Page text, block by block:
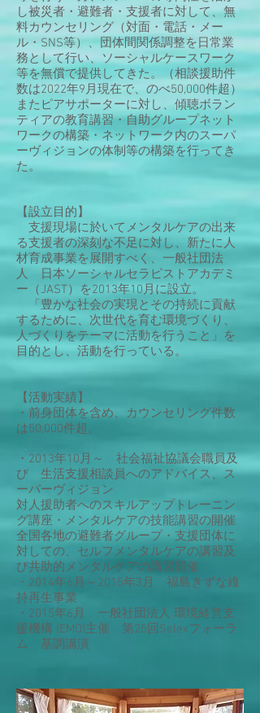
し被災者・避難者・支援者に対して、無
料カウンセリング（対面・電話・メー
ル・SNS等）、団体間関係調整を日常業
務として行い、ソーシャルケースワーク
等を無償で提供してきた。（相談援助件
数は2022年9月現在で、のべ50,000件超）
またピアサポーターに対し、傾聴ボラン
ティアの教育講習・自助グループネット
ワークの構築・ネットワーク内のスーパ
ーヴィジョンの体制等の構築を行ってき
た。
【設立目的】
支援現場に於いてメンタルケアの出来
る支援者の深刻な不足に対し、新たに人
材育成事業を展開すべく、一般社団法
人 日本ソーシャルセラピストアカデミ
ー（JAST）を2013年10月に設立。
「豊かな社会の実現とその持続に貢献
するために、次世代を育む環境づくり、
人づくりをテーマに活動を行うこと」を
目的とし、活動を行っている。
【活動実績】
・前身団体を含め、カウンセリング件数
は50,000件超。
・2013年10月～ 社会福祉協議会職員及
び 生活支援相談員へのアドバイス、ス
ーパーヴィジョン
対人援助者へのスキルアップトレーニン
グ講座・メンタルケアの技能講習の開催
全国各地の避難者グループ・支援団体に
対しての、セルフメンタルケアの講習及
び共助的メンタルケアの講習開催
・2014年6月～2015年3月 福島きずな維
持再生事業
・2015年6月 一般社団法人 環境経営支
援機構 (EMO)主催 第25回Selexフォーラ
ム 基調講演